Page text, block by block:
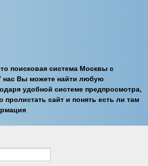
поисковая система Москвы с
нас Вы можете найти любую
удобной системе предпросмотра,
сайт и понять есть ли там